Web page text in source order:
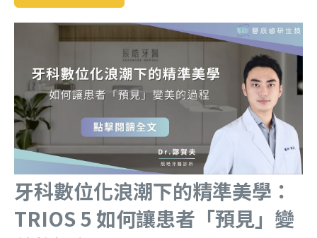
牙科數位化浪潮下的精準美學：
TRIOS 5 如何讓患者「預見」變